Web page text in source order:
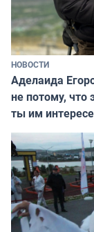
НОВОСТИ
Аделаида
не потому, что
ты им